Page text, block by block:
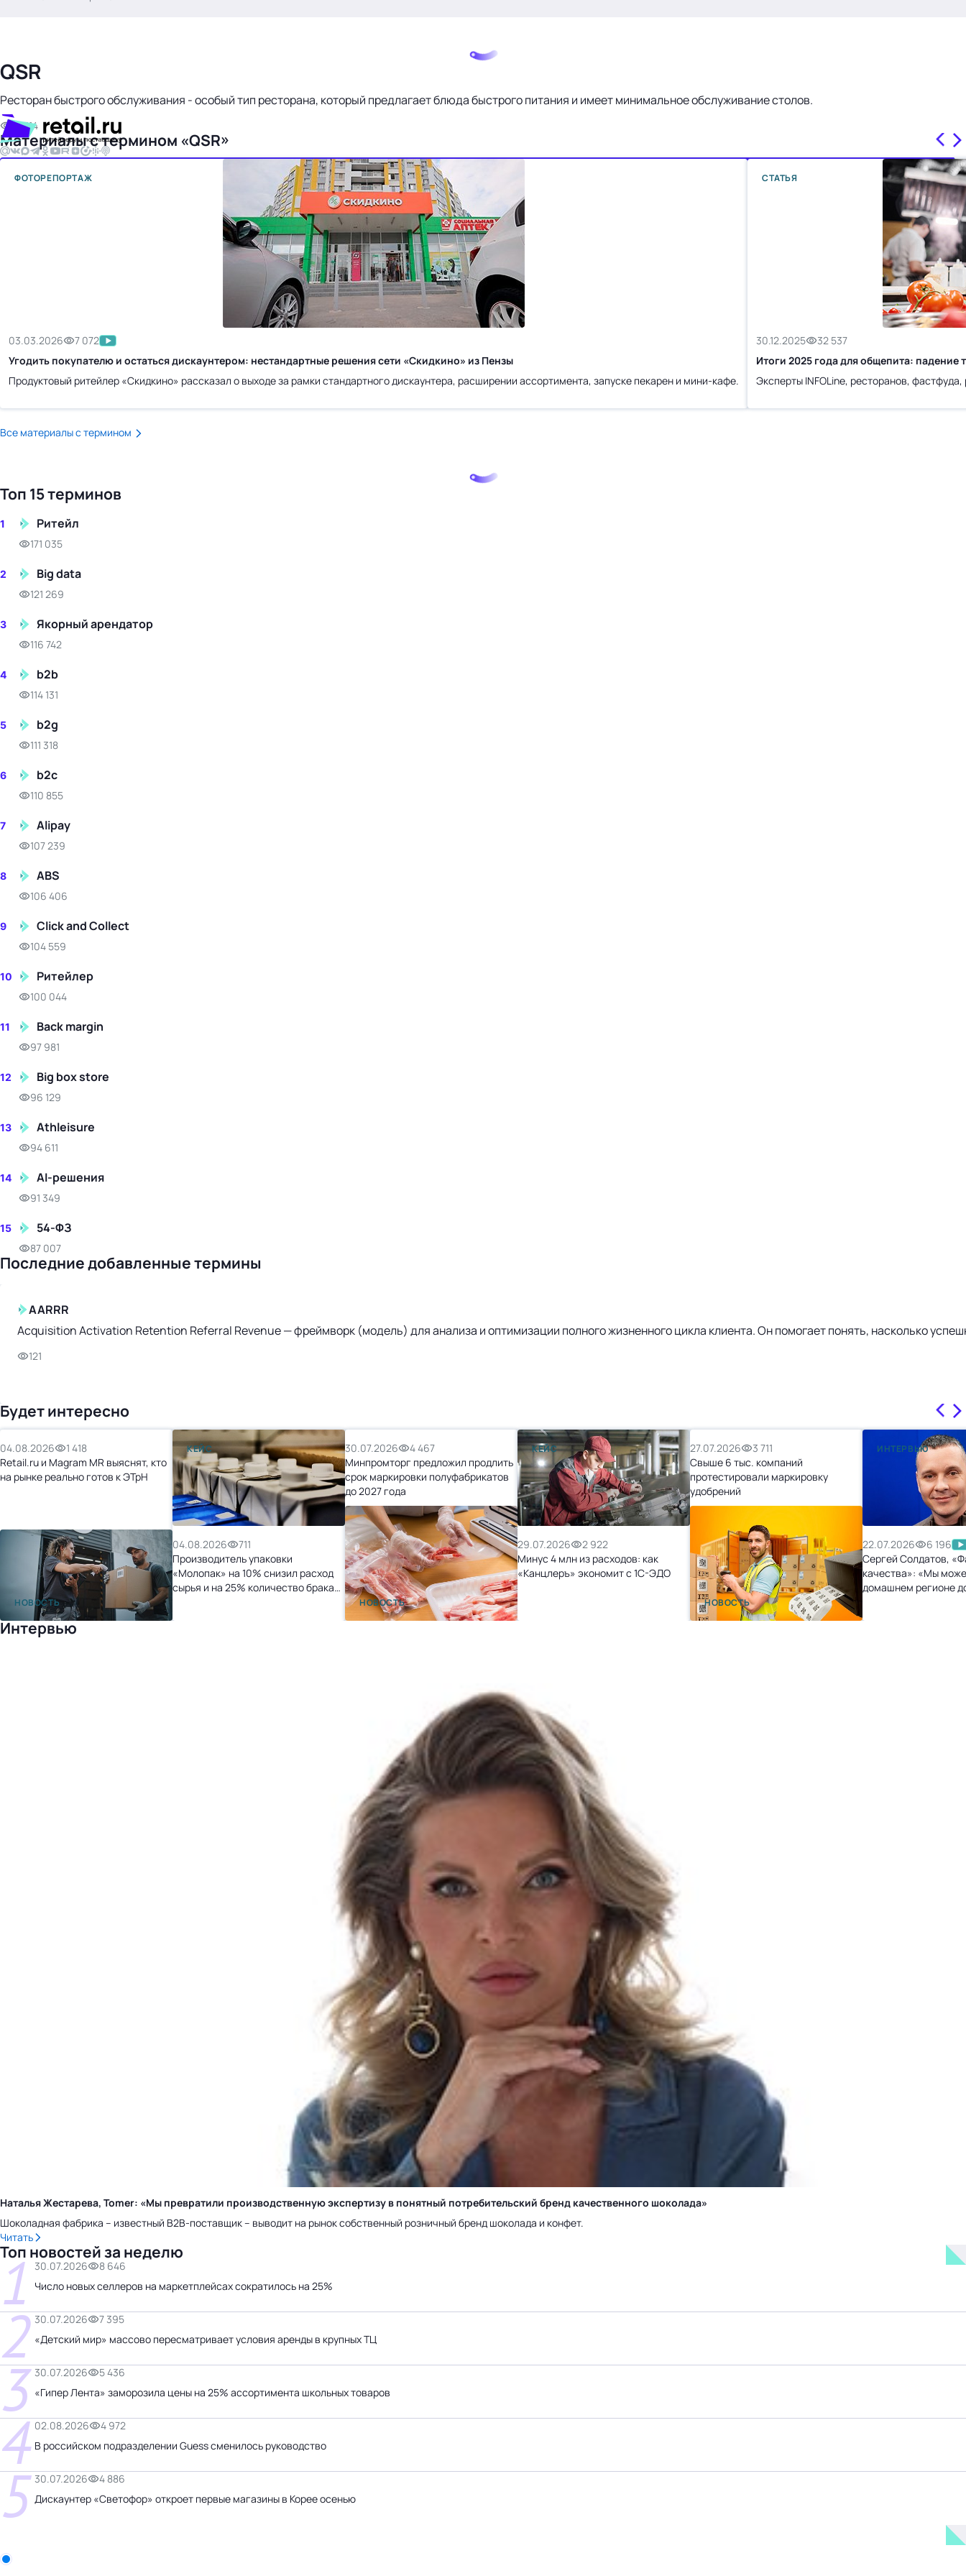
Тема месяца: Автоматизация на 1С
бизнес-центр
QSR
Ресторан быстрого обслуживания - особый тип ресторана, который предлагает блюда быстрого питания и имеет минимальное обслуживание столов.
14 514
Материалы с термином «QSR»
ФОТОРЕПОРТАЖ
03.03.2026
7 072
Угодить покупателю и остаться дискаунтером: нестандартные решения сети «Скидкино» из Пензы
Продуктовый ритейлер «Скидкино» рассказал о выходе за рамки стандартного дискаунтера, расширении ассортимента, запуске пекарен и мини-кафе.
СТАТЬЯ
30.12.2025
32 537
Итоги 2025 года для общепита:
Эксперты INFOLine, ресторанов,
Все материалы с термином
Топ 15 терминов
1 Ритейл
171 035
2 Big data
121 269
3 Якорный арендатор
116 742
4 b2b
114 131
5 b2g
111 318
6 b2c
110 855
7 Alipay
107 239
8 ABS
106 406
9 Click and Collect
104 559
10 Ритейлер
100 044
11 Back margin
97 981
12 Big box store
96 129
13 Athleisure
94 611
14 AI-решения
91 349
15 54-ФЗ
87 007
Последние добавленные термины
AARRR
Acquisition Activation Retention Referral Revenue — фреймворк (модель) для анализа и оптимизации полного жизненного цикла клиента. Он помогает понять, насколько
121
Будет интересно
НОВОСТЬ
04.08.2026
1 418
Retail.ru и Magram MR выяснят, кто
на рынке реально готов к ЭТрН
КЕЙС
04.08.2026
711
Производитель упаковки
«Молопак» на 10% снизил расход
сырья и на 25% количество брака
НОВОСТЬ
30.07.2026
4 467
Минпромторг предложил продлить
срок маркировки полуфабрикатов
до 2027 года
КЕЙС
29.07.2026
2 922
Минус 4 млн из расходов: как
«Канцлеръ» экономит с 1С-ЭДО
НОВОСТЬ
27.07.2026
3 711
Свыше 6 тыс. компаний
протестировали маркировку
удобрений
ИНТЕРВЬЮ
22.07.2026
6 196
Сергей Солдатов,
качества»: «Мы
домашнем регионе
Интервью
Наталья Жестарева, Tomer: «Мы превратили производственную экспертизу в понятный потребительский бренд качественного шоколада»
Шоколадная фабрика – известный B2B-поставщик – выводит на рынок собственный розничный бренд шоколада и конфет.
Читать
Топ новостей за неделю
1 30.07.2026
8 646
Число новых селлеров на маркетплейсах сократилось на 25%
2 30.07.2026
7 395
«Детский мир» массово пересматривает условия аренды в крупных ТЦ
3 30.07.2026
5 436
«Гипер Лента» заморозила цены на 25% ассортимента школьных товаров
4 02.08.2026
4 972
В российском подразделении Guess сменилось руководство
5 30.07.2026
4 886
Дискаунтер «Светофор» откроет первые магазины в Корее осенью